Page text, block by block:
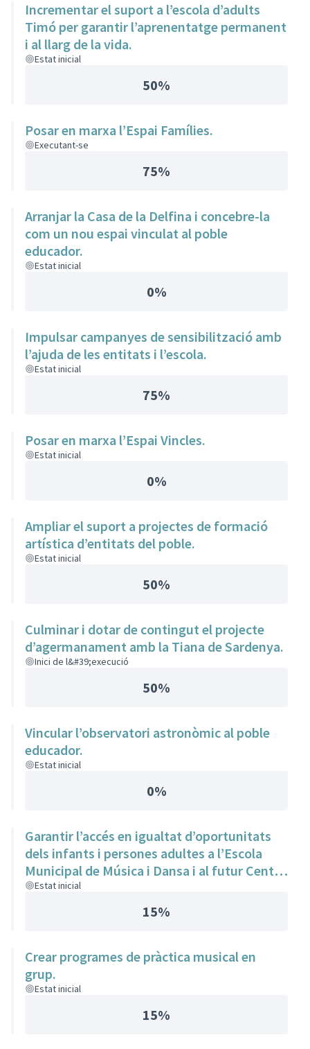
Incrementar el suport a l’escola d’adults
Timó per garantir l’aprenentatge permanent
i al llarg de la vida.
Estat inicial
50%
Posar en marxa l’Espai Famílies.
Executant-se
75%
Arranjar la Casa de la Delfina i concebre-la
com un nou espai vinculat al poble
educador.
Estat inicial
0%
Impulsar campanyes de sensibilització amb
l’ajuda de les entitats i l’escola.
Estat inicial
75%
Posar en marxa l’Espai Vincles.
Estat inicial
0%
Ampliar el suport a projectes de formació
artística d’entitats del poble.
Estat inicial
50%
Culminar i dotar de contingut el projecte
d’agermanament amb la Tiana de Sardenya.
Inici de l&#39;execució
50%
Vincular l’observatori astronòmic al poble
educador.
Estat inicial
0%
Garantir l’accés en igualtat d’oportunitats
dels infants i persones adultes a l’Escola
Municipal de Música i Dansa i al futur Centre
de les Arts de Tiana.
Estat inicial
15%
Crear programes de pràctica musical en
grup.
Estat inicial
15%